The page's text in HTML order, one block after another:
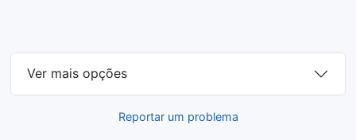
Ver mais opções
Reportar um problema